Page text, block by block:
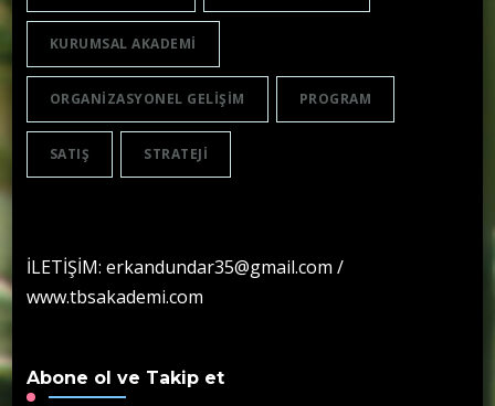
KURUMSAL AKADEMI
ORGANIZASYONEL GELIŞIM PROGRAM
SATIŞ STRATEJI
İLETİŞİM: erkandundar35@gmail.com /
www.tbsakademi.com
Abone ol ve Takip et